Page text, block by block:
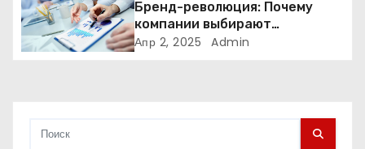
с
Бренд-революция: Почему
компании выбирают
адаптивные логотипы?
Апр 2, 2025 Admin